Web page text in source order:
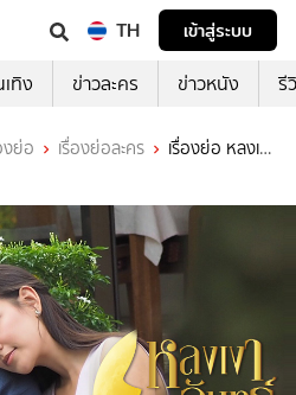
TH
เข้าสู่ระบบ
ทิง ข่าวละคร ข่าวหนัง รี
งย่อ เรื่องย่อละคร
เรื่องย่อ หลงเงา